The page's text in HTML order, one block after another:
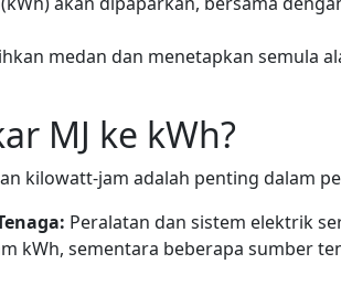
medan dan menetapkan semula
MJ ke kWh?
kilowatt-jam adalah penting dalam
Peralatan dan sistem elektrik
kWh, sementara beberapa sumber